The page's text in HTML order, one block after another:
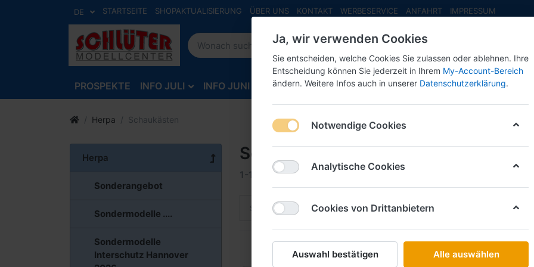
DE STARTSEITE SHOPAKTUALISIERUNG ÜBER UNS KONTAKT WERBESERVICE ANFAHRT IMPRESSUM
PROSPEKTE INFO JULI INFO JUNI INFO MAI NEU EINGETROFFEN NEUHEITEN
Herpa Schaukästen
Herpa
Sonderangebot
Sondermodelle ....
Sondermodelle
Interschutz Hannover
Schaukästen
1-11 von11
Sortiere nach Name: A bis Z
HERPA
Ja, wir verwenden Cookies
Sie entscheiden, welche Cookies Sie zulassen oder ablehnen. Ihre
Entscheidung können Sie jederzeit in Ihrem My-Account-Bereich
ändern. Weitere Infos auch in unserer Datenschutzerklärung.
Notwendige Cookies
Analytische Cookies
Cookies von Drittanbietern
Auswahl bestätigen Alle auswählen